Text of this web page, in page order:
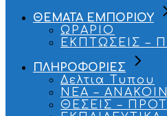
ΘΕΜΑΤΑ ΕΜΠΟΡΙΟΥ
ΩΡΑΡΙΟ
ΕΚΠΤΩΣΕΙΣ –
ΠΛΗΡΟΦΟΡΙΕΣ
Δελτια Τυπου
ΝΕΑ –
ΘΕΣΕΙΣ –